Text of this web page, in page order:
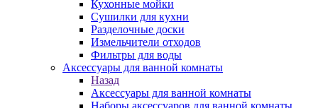
Кухонные мойки
Сушилки для кухни
Разделочные доски
Измельчители отходов
Фильтры для воды
Аксессуары для ванной комнаты
Назад
Аксессуары для ванной комнаты
Наборы аксессуаров для ванной комнаты